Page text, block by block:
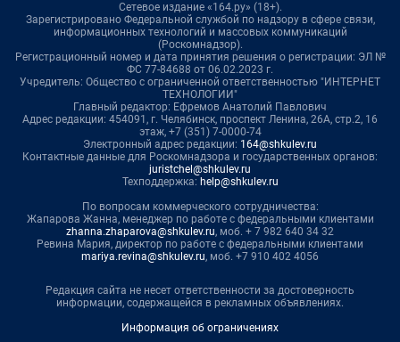
Сетевое издание «164.ру» (18+).
Зарегистрировано Федеральной службой по надзору в сфере связи,
информационных технологий и массовых коммуникаций
(Роскомнадзор).
Регистрационный номер и дата принятия решения о регистрации: ЭЛ №
ФС 77-84688 от 06.02.2023 г.
Учредитель: Общество с ограниченной ответственностью "ИНТЕРНЕТ
ТЕХНОЛОГИИ"
Главный редактор: Ефремов Анатолий Павлович
Адрес редакции: 454091, г. Челябинск, проспект Ленина, 26А, стр.2, 16
этаж, +7 (351) 7-0000-74
Электронный адрес редакции: 164@shkulev.ru
Контактные данные для Роскомнадзора и государственных органов:
juristchel@shkulev.ru
Техподдержка: help@shkulev.ru
По вопросам коммерческого сотрудничества:
Жапарова Жанна, менеджер по работе с федеральными клиентами
zhanna.zhaparova@shkulev.ru, моб. + 7 982 640 34 32
Ревина Мария, директор по работе с федеральными клиентами
mariya.revina@shkulev.ru, моб. +7 910 402 4056
Редакция сайта не несет ответственности за достоверность
информации, содержащейся в рекламных объявлениях.
Информация об ограничениях